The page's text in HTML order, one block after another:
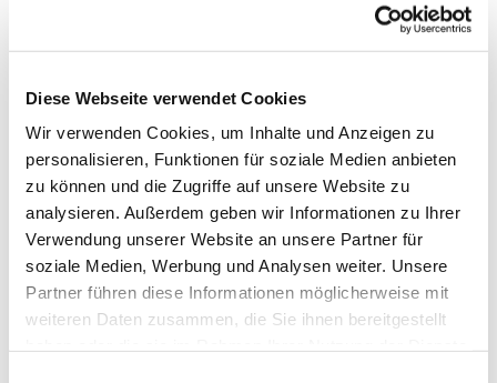
Diese Webseite verwendet Cookies
Wir verwenden Cookies, um Inhalte und Anzeigen zu
personalisieren, Funktionen für soziale Medien anbieten
zu können und die Zugriffe auf unsere Website zu
analysieren. Außerdem geben wir Informationen zu Ihrer
Verwendung unserer Website an unsere Partner für
soziale Medien, Werbung und Analysen weiter. Unsere
Partner führen diese Informationen möglicherweise mit
weiteren Daten zusammen, die Sie ihnen bereitgestellt